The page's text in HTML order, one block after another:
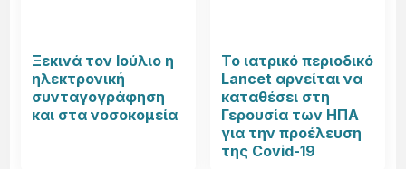
Ξεκινά τον Ιούλιο η
ηλεκτρονική
συνταγογράφηση
και στα νοσοκομεία
Το ιατρικό περιοδικό
Lancet αρνείται να
καταθέσει στη
Γερουσία των ΗΠΑ
για την προέλευση
της Covid-19